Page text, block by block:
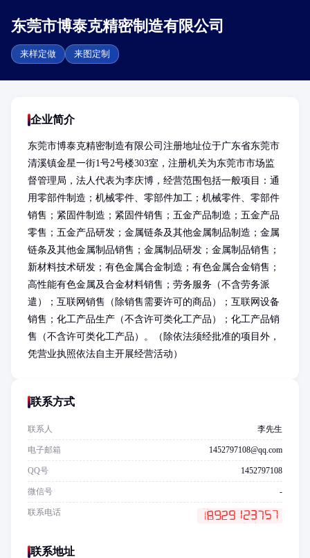
东莞市博泰克精密制造有限公司
来样定做 来图定制
企业简介
东莞市博泰克精密制造有限公司注册地址位于广东省东莞市
清溪镇金星一街1号2号楼303室，注册机关为东莞市市场监
督管理局，法人代表为李庆博，经营范围包括一般项目：通
用零部件制造；机械零件、零部件加工；机械零件、零部件
销售；紧固件制造；紧固件销售；五金产品制造；五金产品
零售；五金产品研发；金属链条及其他金属制品制造；金属
链条及其他金属制品销售；金属制品研发；金属制品销售；
新材料技术研发；有色金属合金制造；有色金属合金销售；
高性能有色金属及合金材料销售；劳务服务（不含劳务派
遣）；互联网销售（除销售需要许可的商品）；互联网设备
销售；化工产品生产（不含许可类化工产品）；化工产品销
售（不含许可类化工产品）。（除依法须经批准的项目外，
凭营业执照依法自主开展经营活动）
联系方式
联系人 李先生
电子邮箱 1452797108@qq.com
QQ号 1452797108
微信号 -
联系电话
联系地址